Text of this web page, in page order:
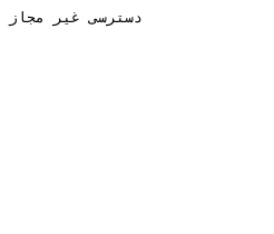
دسترسی غیر مجاز